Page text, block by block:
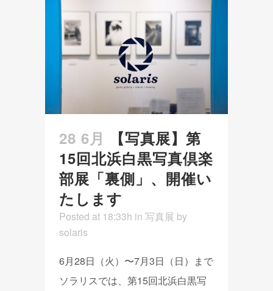
28 6月
【写真展】第
15回北浜白黒写真倶楽
部展「裏側」、開催い
たします
Posted at 18:33h in 写真展 by
solaris
6月28日（火）〜7月3日（日）まで
ソラリスでは、第15回北浜白黒写